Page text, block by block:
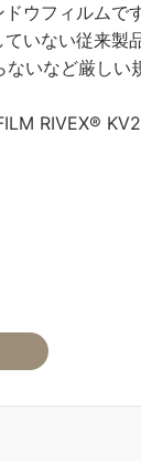
ウフィルムで
いない従来製
いなど厳しい
RIVEX®